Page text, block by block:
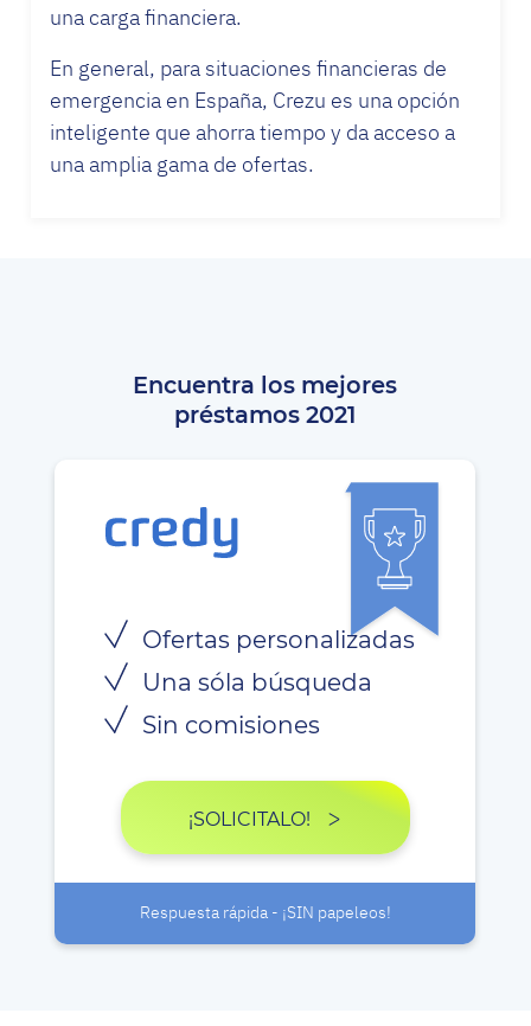
una carga financiera.
En general, para situaciones financieras de
emergencia en España, Crezu es una opción
inteligente que ahorra tiempo y da acceso a
una amplia gama de ofertas.
Encuentra los mejores
préstamos 2021
Ofertas personalizadas
Una sóla búsqueda
Sin comisiones
¡SOLICITALO!
Respuesta rápida - ¡SIN papeleos!